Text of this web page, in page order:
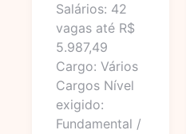
Salários: 42
vagas até R$
5.987,49
Cargo: Vários
Cargos Nível
exigido:
Fundamental /